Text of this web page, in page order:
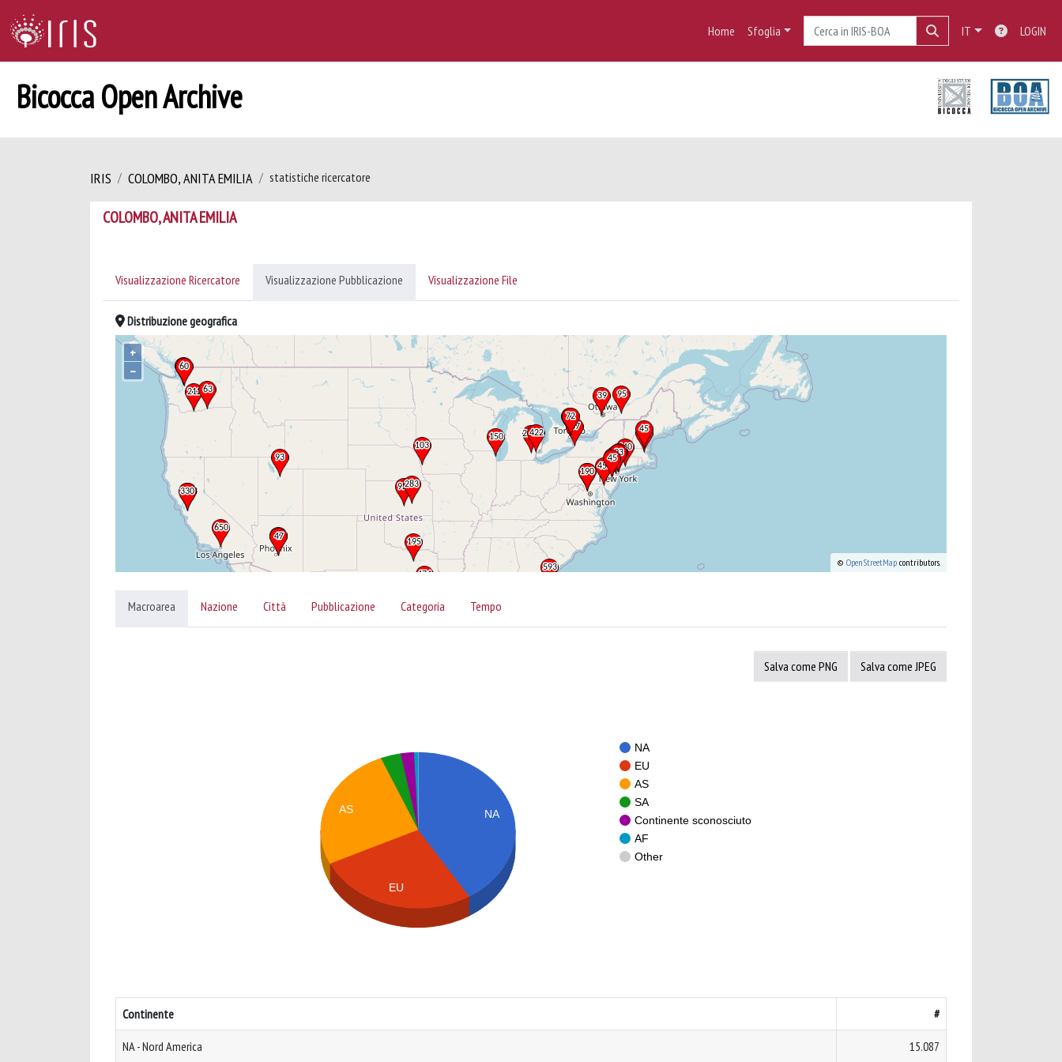
Home Sfoglia IT LOGIN
Bicocca Open Archive
IRIS COLOMBO, ANITA EMILIA statistiche ricercatore
COLOMBO, ANITA EMILIA
Visualizzazione Ricercatore Visualizzazione Pubblicazione Visualizzazione File
Distribuzione geografica
+
–
© OpenStreetMap contributors.
Macroarea Nazione Città Pubblicazione Categoria Tempo
Salva come PNG Salva come JPEG
NA
EU
AS
SA
Continente sconosciuto
AF
Other
NA
AS
EU
Continente #
NA - Nord America 15.087